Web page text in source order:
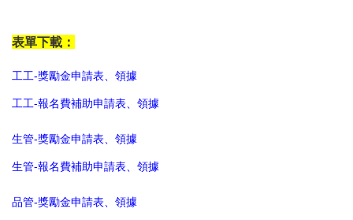
表單下載：
工工-獎勵金申請表、領據
工工-報名費補助申請表、領據
生管-獎勵金申請表、領據
生管-報名費補助申請表、領據
品管-獎勵金申請表、領據